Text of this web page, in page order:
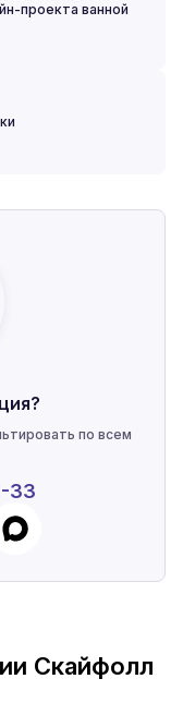
проекта ванной
по всем
33
Скайфолл